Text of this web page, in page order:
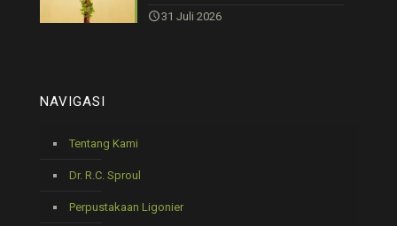
31 Juli 2026
NAVIGASI
Tentang Kami
Dr. R.C. Sproul
Perpustakaan Ligonier